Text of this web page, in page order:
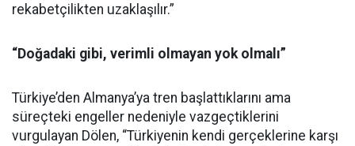
rekabetçilikten uzaklaşılır.”
“Doğadaki gibi, verimli olmayan yok olmalı”
Türkiye’den Almanya’ya tren başlattıklarını ama
süreçteki engeller nedeniyle vazgeçtiklerini
vurgulayan Dölen, “Türkiyenin kendi gerçeklerine karşı